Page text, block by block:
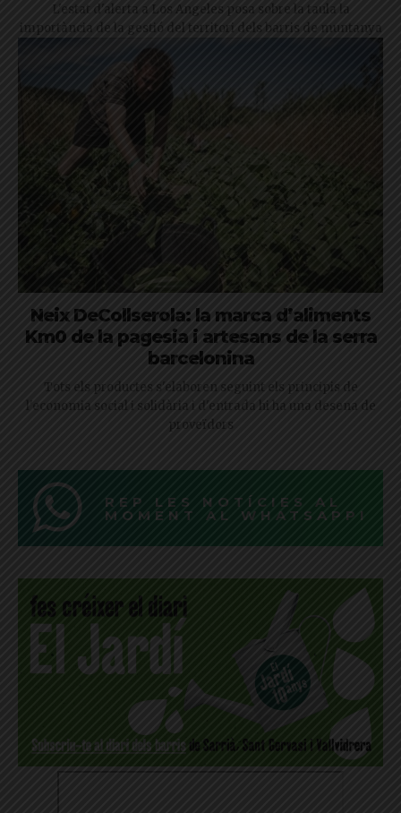
L'estat d'alerta a Los Angeles posa sobre la taula la
importància de la gestió del territori dels barris de muntanya
Neix DeCollserola: la marca d’aliments
Km0 de la pagesia i artesans de la serra
barcelonina
Tots els productes s'elaboren seguint els principis de
l'economia social i solidària i d'entrada hi ha una desena de
proveïdors
REP LES NOTÍCIES AL
MOMENT AL WHATSAPP!